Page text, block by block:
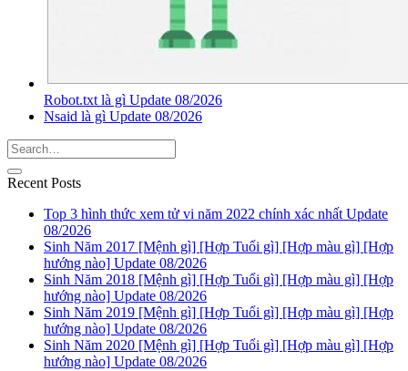
Robot.txt là gì Update 08/2026
Nsaid là gì Update 08/2026
Recent Posts
Top 3 hình thức xem tử vi năm 2022 chính xác nhất Update
08/2026
Sinh Năm 2017 [Mệnh gì] [Hợp Tuổi gì] [Hợp màu gì] [Hợp
hướng nào] Update 08/2026
Sinh Năm 2018 [Mệnh gì] [Hợp Tuổi gì] [Hợp màu gì] [Hợp
hướng nào] Update 08/2026
Sinh Năm 2019 [Mệnh gì] [Hợp Tuổi gì] [Hợp màu gì] [Hợp
hướng nào] Update 08/2026
Sinh Năm 2020 [Mệnh gì] [Hợp Tuổi gì] [Hợp màu gì] [Hợp
hướng nào] Update 08/2026